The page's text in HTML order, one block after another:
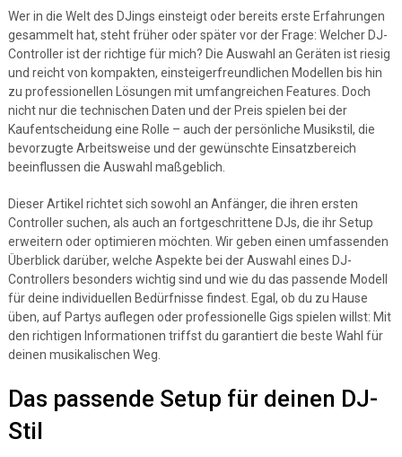
Wer in die Welt des DJings einsteigt oder bereits erste Erfahrungen
gesammelt hat, steht früher oder später vor der Frage: Welcher DJ-
Controller ist der richtige für mich? Die Auswahl an Geräten ist riesig
und reicht von kompakten, einsteigerfreundlichen Modellen bis hin
zu professionellen Lösungen mit umfangreichen Features. Doch
nicht nur die technischen Daten und der Preis spielen bei der
Kaufentscheidung eine Rolle – auch der persönliche Musikstil, die
bevorzugte Arbeitsweise und der gewünschte Einsatzbereich
beeinflussen die Auswahl maßgeblich.
Dieser Artikel richtet sich sowohl an Anfänger, die ihren ersten
Controller suchen, als auch an fortgeschrittene DJs, die ihr Setup
erweitern oder optimieren möchten. Wir geben einen umfassenden
Überblick darüber, welche Aspekte bei der Auswahl eines DJ-
Controllers besonders wichtig sind und wie du das passende Modell
für deine individuellen Bedürfnisse findest. Egal, ob du zu Hause
üben, auf Partys auflegen oder professionelle Gigs spielen willst: Mit
den richtigen Informationen triffst du garantiert die beste Wahl für
deinen musikalischen Weg.
Das passende Setup für deinen DJ-
Stil